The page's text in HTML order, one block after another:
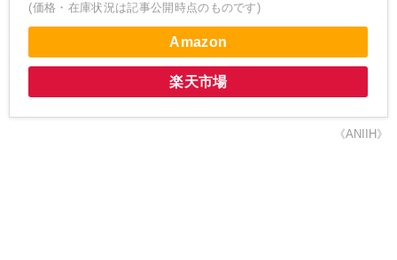
(価格・在庫状況は記事公開時点のものです)
Amazon
楽天市場
《ANIIH》